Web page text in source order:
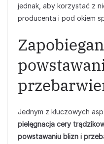
jednak, aby korzystać z
producenta i pod okiem
Jednym z kluczowych
pielęgnacja cery
powstawaniu blizn i